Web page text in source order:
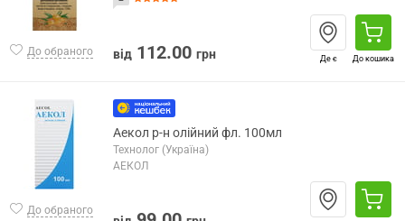
До обраного від 112.00 грн Де є До кошика
До обраного
Аекол р-н олійний фл. 100мл
Технолог (Україна)
АЕКОЛ